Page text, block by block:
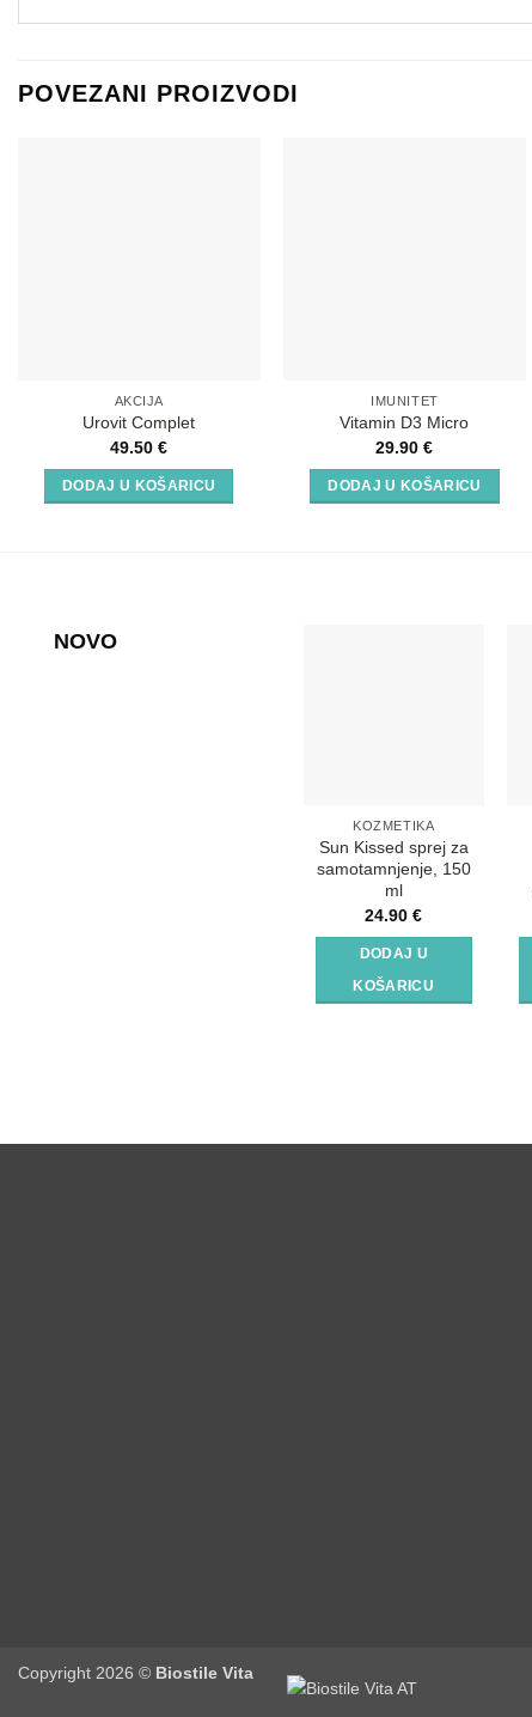
POVEZANI PROIZVODI
AKCIJA
Urovit Complet
49.50€
DODAJ U KOŠARICU
IMUNITET
Vitamin D3 Micro
29.90€
DODAJ U KOŠARICU
NOVO
KOZMETIKA
Sun Kissed sprej za
samotamnjenje, 150
ml
24.90€
DODAJ U
KOŠARICU
Copyright 2026 © Biostile Vita